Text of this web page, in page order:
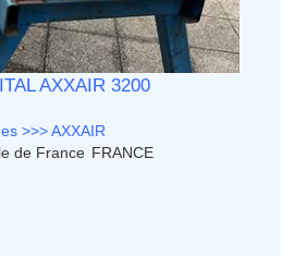
-
-
AXXAIR 3200
>>> AXXAIR
de France FRANCE